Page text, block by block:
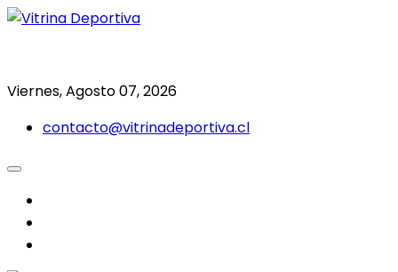
Saltar
Viernes, Agosto 07, 2026
contacto@vitrinadeportiva.cl